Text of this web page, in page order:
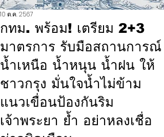
กทม. พร้อม! เตรียม 2+3
มาตรการ รับมือสถานการณ์
น้ำเหนือ น้ำหนุน น้ำฝน ให้
ชาวกรุง มั่นใจน้ำไม่ข้าม
แนวเขื่อนป้องกันริม
เจ้าพระยา ย้ำ อย่าหลงเชื่อ
10 ต.ค. 2567